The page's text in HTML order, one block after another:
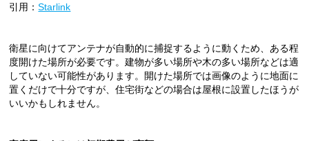
引用：Starlink
衛星に向けてアンテナが自動的に捕捉するように動くため、ある程
度開けた場所が必要です。建物が多い場所や木の多い場所などは適
していない可能性があります。開けた場所では画像のように地面に
置くだけで十分ですが、住宅街などの場合は屋根に設置したほうが
いいかもしれません。